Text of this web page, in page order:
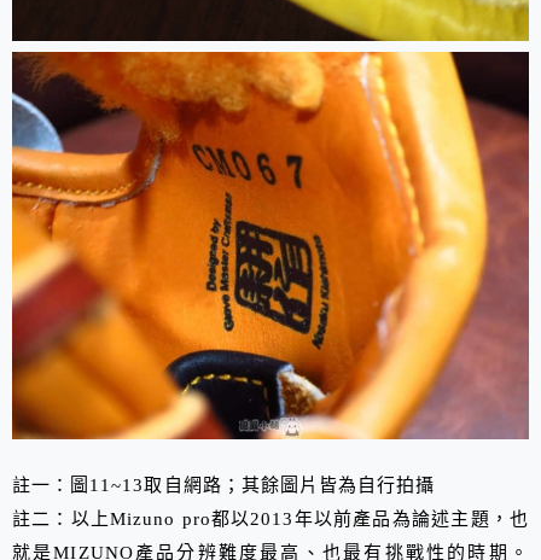
註一：圖11~13取自網路；其餘圖片皆為自行拍攝
註二：以上Mizuno pro都以2013年以前產品為論述主題，也
就是MIZUNO產品分辨難度最高、也最有挑戰性的時期。